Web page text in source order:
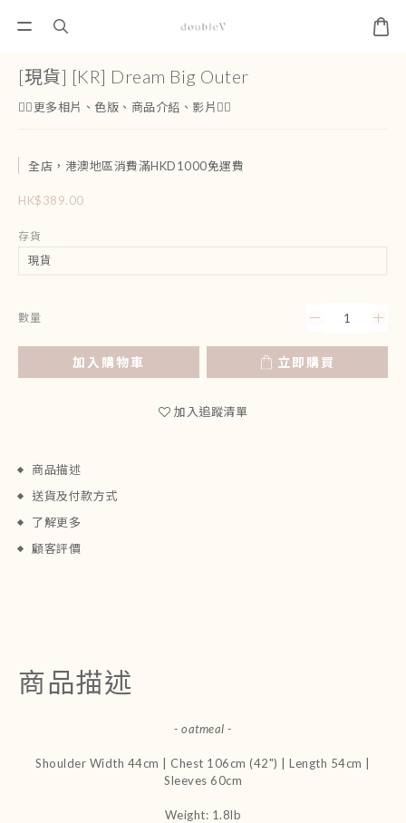
[現貨] [KR] Dream Big Outer
👇🏻更多相片、色版、商品介紹、影片👇🏻
全店，港澳地區消費滿HKD1000免運費
HK$389.00
存貨
數量
加入購物車 立即購買
加入追蹤清單
商品描述
送貨及付款方式
了解更多
顧客評價
商品描述
- oatmeal -
Shoulder Width 44cm | Chest 106cm (42") | Length 54cm |
Sleeves 60cm
Weight: 1.8lb